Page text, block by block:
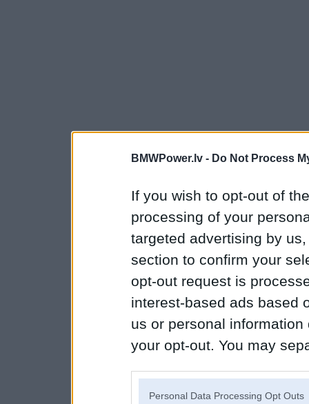
BMWPower.lv - Do Not Process
If you wish to opt-out of
processing of your
targeted advertising by
section to confirm your
opt-out request is
interest-based ads based
us or personal
your opt-out. You may
Personal Data Processing Opt Outs